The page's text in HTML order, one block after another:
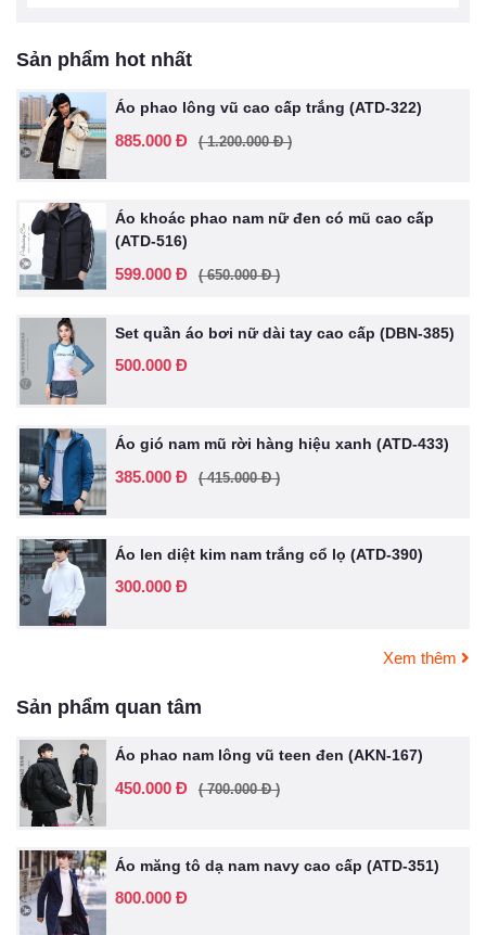
Sản phẩm hot nhất
Áo phao lông vũ cao cấp trắng (ATD-322)
885.000 Đ ( 1.200.000 Đ )
Áo khoác phao nam nữ đen có mũ cao cấp
(ATD-516)
599.000 Đ ( 650.000 Đ )
Set quần áo bơi nữ dài tay cao cấp (DBN-385)
500.000 Đ
Áo gió nam mũ rời hàng hiệu xanh (ATD-433)
385.000 Đ ( 415.000 Đ )
Áo len diệt kim nam trắng cổ lọ (ATD-390)
300.000 Đ
Xem thêm
Sản phẩm quan tâm
Áo phao nam lông vũ teen đen (AKN-167)
450.000 Đ ( 700.000 Đ )
Áo măng tô dạ nam navy cao cấp (ATD-351)
800.000 Đ